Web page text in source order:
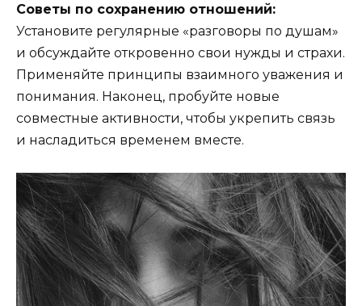
Советы по сохранению отношений:
Установите регулярные «разговоры по душам»
и обсуждайте откровенно свои нужды и страхи.
Применяйте принципы взаимного уважения и
понимания. Наконец, пробуйте новые
совместные активности, чтобы укрепить связь
и насладиться временем вместе.